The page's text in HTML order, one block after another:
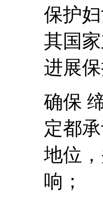
保护
其国
进展保
确保
定都
地位
响；